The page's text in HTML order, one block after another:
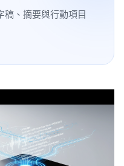
稿、摘要與行動項目